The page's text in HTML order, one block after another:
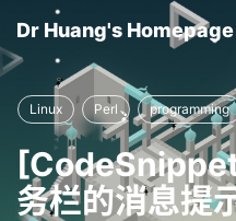
Dr Huang's Homepage
Linux Perl programming
务栏的消息提